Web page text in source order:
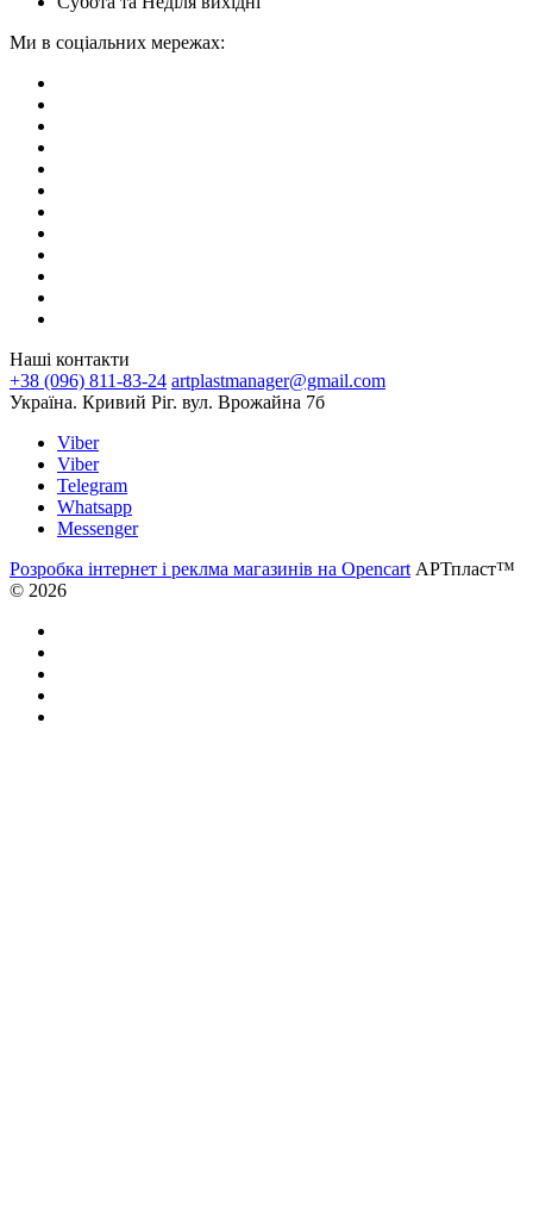
Ми в соціальних мережах:
Наші контакти
+38 (096) 811-83-24 artplastmanager@gmail.com
Україна. Кривий Ріг. вул. Врожайна 7б
Viber
Viber
Telegram
Whatsapp
Messenger
Розробка інтернет і реклма магазинів на Opencart АРТпласт™
© 2026